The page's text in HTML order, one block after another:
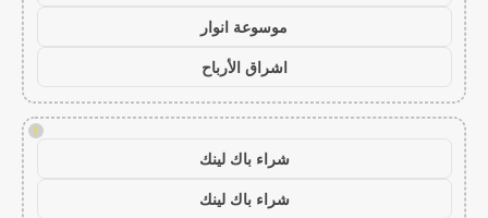
موسوعة انوار
اشراق الأرباح
!
شراء باك لينك
شراء باك لينك